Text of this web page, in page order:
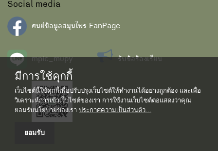
Social media
ศนย์ข้อมูลสมุนไพร FanPage
mpic_mupy รับข้อร้องเรียน
มีการใช้คุกกี้
เว็บไซต์นี้ใช้คุกกี้เพื่อปรับปรุงเว็บไซต์ให้ทำงานได้อย่างถูกต้อง และเพื่อ
วิเคราะห์การเข้าเว็บไซต์ของเรา การใช้งานเว็บไซต์ต่อแสดงว่าคุณ
ยอมรับนโยบายของเรา ประกาศความเป็นส่วนตัว...
ยอมรับ